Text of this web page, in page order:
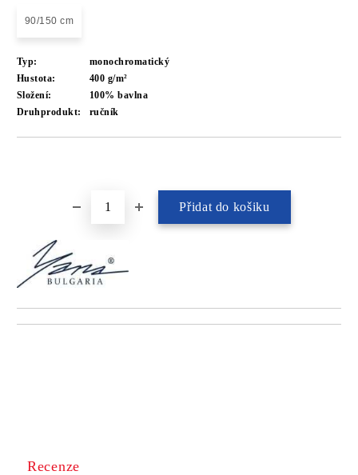
90/150 cm
Typ:
monochromatický
Hustota:
400 g/m²
Složení:
100% bavlna
Druhprodukt:
ručník
Recenze